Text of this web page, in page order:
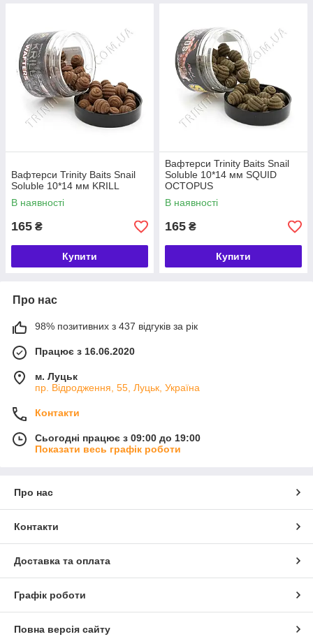
Вафтерси Trinity Baits Snail
Soluble 10*14 мм KRILL
В наявності
165 ₴
Купити
Вафтерси Trinity Baits Snail
Soluble 10*14 мм SQUID
OCTOPUS
В наявності
165 ₴
Купити
Про нас
98% позитивних з 437 відгуків за рік
Працює з 16.06.2020
м. Луцьк
пр. Відродження, 55, Луцьк, Україна
Контакти
Сьогодні працює з 09:00 до 19:00
Показати весь графік роботи
Про нас
Контакти
Доставка та оплата
Графік роботи
Повна версія сайту